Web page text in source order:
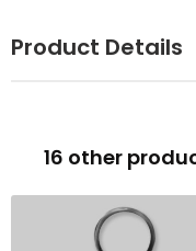
Product Details
16 other